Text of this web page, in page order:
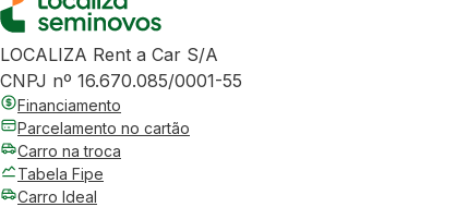
LOCALIZA Rent a Car S/A
CNPJ nº 16.670.085/0001-55
Financiamento
Parcelamento no cartão
Carro na troca
Tabela Fipe
Carro Ideal